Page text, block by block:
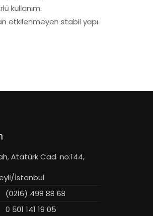
kullanım.
etkilenmeyen stabil yapı.
Atatürk Cad. no:144,
İstanbul
(0216) 498 88 68
0 501 141 19 05